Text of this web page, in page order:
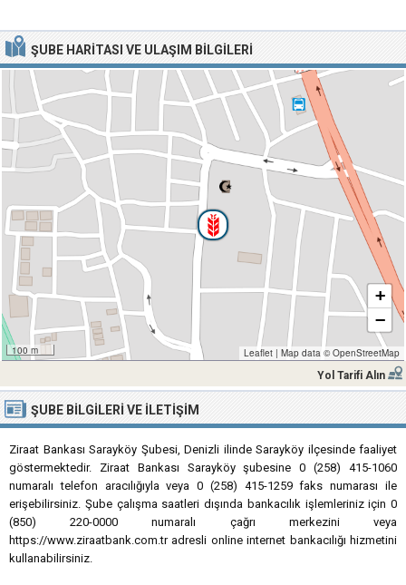
ŞUBE HARITASI VE ULAŞIM BILGILERI
100 m
+
−
Leaflet | Map data © OpenStreetMap
Yol Tarifi Alın
ŞUBE BILGILERI VE İLETIŞIM
Ziraat Bankası Sarayköy Şubesi, Denizli ilinde Sarayköy ilçesinde faaliyet
göstermektedir. Ziraat Bankası Sarayköy şubesine 0 (258) 415-1060
numaralı telefon aracılığıyla veya 0 (258) 415-1259 faks numarası ile
erişebilirsiniz. Şube çalışma saatleri dışında bankacılık işlemleriniz için 0
(850) 220-0000 numaralı çağrı merkezini veya
https://www.ziraatbank.com.tr adresli online internet bankacılığı hizmetini
kullanabilirsiniz.